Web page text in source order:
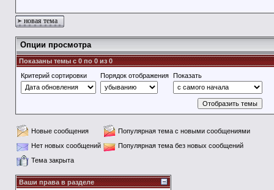
новая тема
Опции просмотра
Показаны темы с 0 по 0 из 0
Критерий сортировки
Порядок отображения Показать
Новые сообщения
Популярная тема с новыми сообщениями
Нет новых сообщений
Популярная тема без новых сообщений
Тема закрыта
Ваши права в разделе